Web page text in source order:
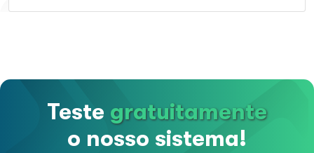
Teste gratuitamente
o nosso sistema!